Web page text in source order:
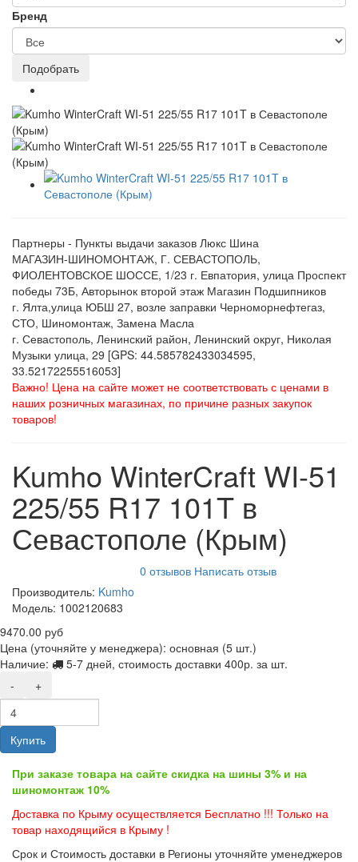
Бренд
Партнеры - Пункты выдачи заказов Люкс Шина
МАГАЗИН-ШИНОМОНТАЖ, Г. СЕВАСТОПОЛЬ,
ФИОЛЕНТОВСКОЕ ШОССЕ, 1/23 г. Евпатория, улица Проспект
победы 73Б, Авторынок второй этаж Магазин Подшипников
г. Ялта,улица ЮБШ 27, возле заправки Черноморнефтегаз,
СТО, Шиномонтаж, Замена Масла
г. Севастополь, Ленинский район, Ленинский округ, Николая
Музыки улица, 29 [GPS: 44.585782433034595,
33.52172255516053]
Важно! Цена на сайте может не соответствовать с ценами в
наших розничных магазинах, по причине разных закупок
товаров!
Kumho WinterCraft WI-51
225/55 R17 101T в
Севастополе (Крым)
0 отзывов Написать отзыв
Производитель: Kumho
Модель: 1002120683
9470.00 руб
Цена (уточняйте у менеджера): основная (5 шт.)
Наличие:
5-7 дней, стоимость доставки 400р. за шт.
-
+
Купить
При заказе товара на сайте скидка на шины 3% и на
шиномонтаж 10%
Доставка по Крыму осуществляется Бесплатно !!! Только на
товар находящийся в Крыму !
Срок и Стоимость доставки в Регионы уточняйте уменеджеров